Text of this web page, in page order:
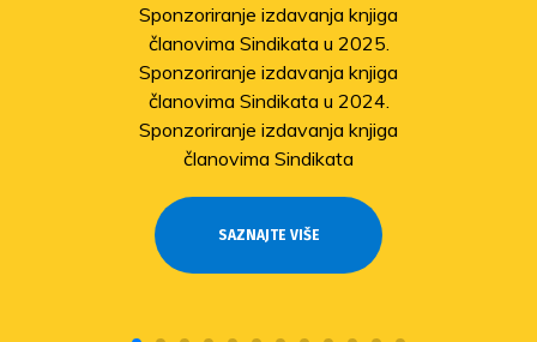
Sponzoriranje izdavanja knjiga
članovima Sindikata u 2025.
Sponzoriranje izdavanja knjiga
članovima Sindikata u 2024.
Sponzoriranje izdavanja knjiga
članovima Sindikata
SAZNAJTE VIŠE